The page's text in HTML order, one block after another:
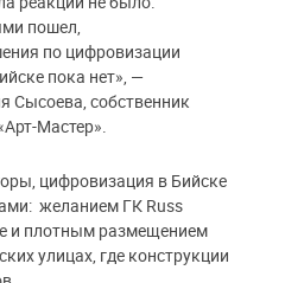
пошел,
по цифровизации
пока нет», —
Сысоева, собственник
Мастер».
цифровизация в Бийске
желанием ГК Russ
и плотным размещением
улицах, где конструкции